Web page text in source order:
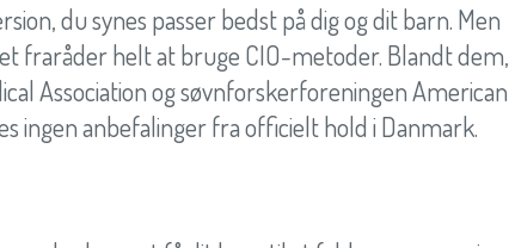
du synes passer bedst på dig og dit barn. Men
fraråder helt at bruge CIO-metoder. Blandt dem,
Association og søvnforskerforeningen American
ingen anbefalinger fra officielt hold i Danmark.